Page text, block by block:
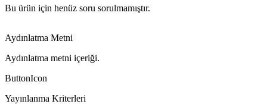
Bu ürün için henüz soru sorulmamıştır.
Aydınlatma Metni
Aydınlatma metni içeriği.
ButtonIcon
Yayınlanma Kriterleri